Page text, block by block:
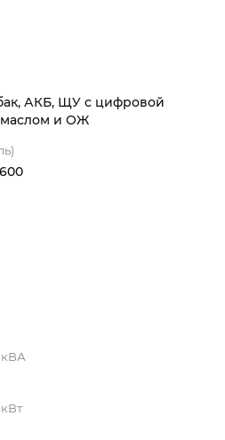
АКБ, ЩУ с цифровой
маслом и ОЖ
кВА